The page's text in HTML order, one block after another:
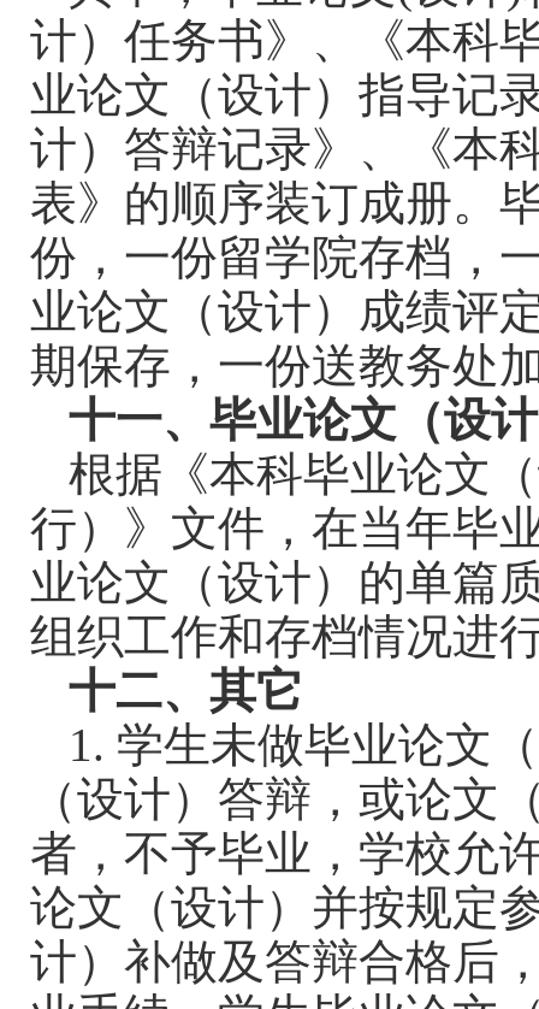
计）任务书》、《本科
业论文（设计）指导记
计）答辩记录》、《本
表》的顺序装订成册。
份，一份留学院存档，
业论文（设计）成绩评
期保存，一份送教务处
十一、毕业论文（设
根据《本科毕业论文
行）》文件，在当年毕
业论文（设计）的单篇
组织工作和存档情况进
十二、其它
1. 学生未做毕业论文
（设计）答辩，或论文
者，不予毕业，学校允
论文（设计）并按规定
计）补做及答辩合格后